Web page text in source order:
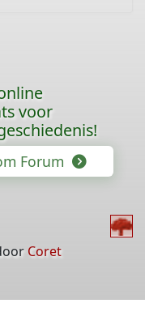
voor
Forum
Coret